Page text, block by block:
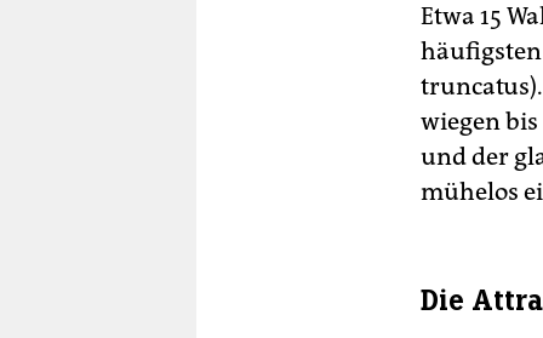
Etwa 15
wiegen
und der
mühelos
Die